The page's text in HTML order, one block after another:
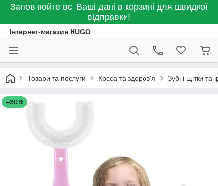
Заповнюйте всі Ваші дані в корзині для швидкої
відправки!
Інтернет-магазин HUGO
Товари та послуги Краса та здоров'я Зубні щітки та
–30%